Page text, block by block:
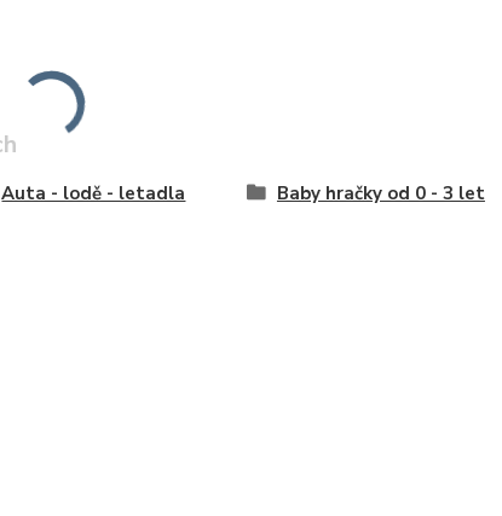
Auta - lodě - letadla Baby hračky od 0 - 3 let